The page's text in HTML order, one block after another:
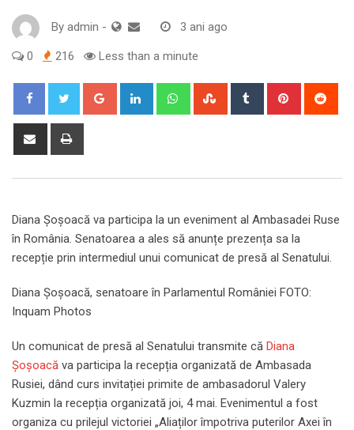
By admin - 3 ani ago
0 216 Less than a minute
Google+ LinkedIn WhatsappStumbleUpon
Tumblr Pinterest
Share
Diana Șoșoacă va participa la un eveniment al Ambasadei Ruse
în România. Senatoarea a ales să anunțe prezența sa la
recepție prin intermediul unui comunicat de presă al Senatului.
Diana Șoșoacă, senatoare în Parlamentul României FOTO:
Inquam Photos
Un comunicat de presă al Senatului transmite că Diana
Șoșoacă va participa la recepția organizată de Ambasada
Rusiei, dând curs invitației primite de ambasadorul Valery
Kuzmin la recepția organizată joi, 4 mai. Evenimentul a fost
organiza cu prilejul victoriei „Aliaților împotriva puterilor Axei în